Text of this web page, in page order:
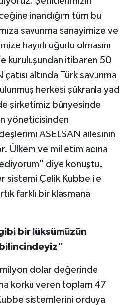
inandığım tüm bu
savunma sanayimize ve
hayırlı uğurlu olmasını
kuruluşundan itibaren 50
altında Türk savunma
herkesi şükranla yad
şirketimiz bünyesinde
yöneticisinden
ASELSAN ailesinin
Ülkem ve milletim adına
diye konuştu.
bir lüksümüzün
bilincindeyiz"
dolar değerinde
korku veren toplam 47
sistemlerini orduya